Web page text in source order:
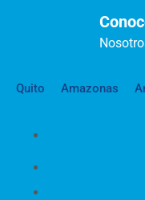
Quito Amazonas